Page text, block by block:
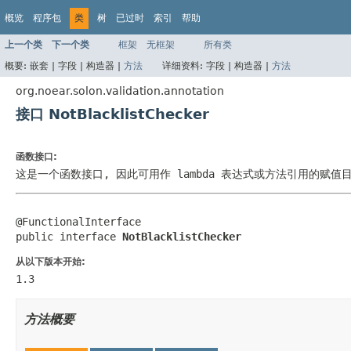
概览 程序包 类 树 已过时 索引 帮助
上一个类 下一个类 框架 无框架
所有类
概要: 嵌套 | 字段 | 构造器 | 方法 详细资料: 字段 | 构造器 | 方法
org.noear.solon.validation.annotation
接口 NotBlacklistChecker
函数接口:
这是一个函数接口, 因此可用作 lambda 表达式或方法引用的赋值
@FunctionalInterface
public interface NotBlacklistChecker
从以下版本开始:
1.3
方法概要